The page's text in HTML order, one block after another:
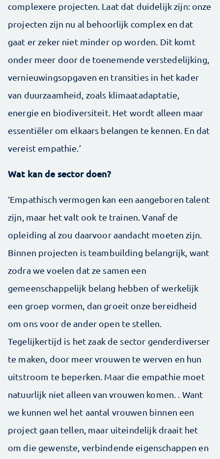
complexere projecten. Laat dat duidelijk zijn: onze
projecten zijn nu al behoorlijk complex en dat
gaat er zeker niet minder op worden. Dit komt
onder meer door de toenemende verstedelijking,
vernieuwingsopgaven en transities in het kader
van duurzaamheid, zoals klimaatadaptatie,
energie en biodiversiteit. Het wordt alleen maar
essentiëler om elkaars belangen te kennen. En dat
vereist empathie.’
Wat kan de sector doen?
‘Empathisch vermogen kan een aangeboren talent
zijn, maar het valt ook te trainen. Vanaf de
opleiding al zou daarvoor aandacht moeten zijn.
Binnen projecten is teambuilding belangrijk, want
zodra we voelen dat ze samen een
gemeenschappelijk belang hebben of werkelijk
een groep vormen, dan groeit onze bereidheid
om ons voor de ander open te stellen.
Tegelijkertijd is het zaak de sector genderdiverser
te maken, door meer vrouwen te werven en hun
uitstroom te beperken. Maar die empathie moet
natuurlijk niet alleen van vrouwen komen. . Want
we kunnen wel het aantal vrouwen binnen een
project gaan tellen, maar uiteindelijk draait het
om die gewenste, verbindende eigenschappen en